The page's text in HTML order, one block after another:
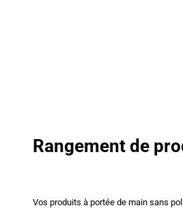
Rangement de
Vos produits à portée de main sans